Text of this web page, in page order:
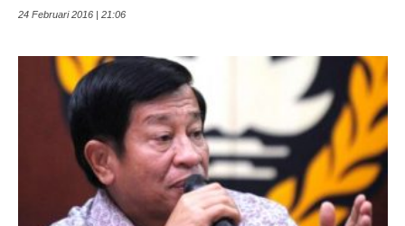
24 Februari 2016 | 21:06